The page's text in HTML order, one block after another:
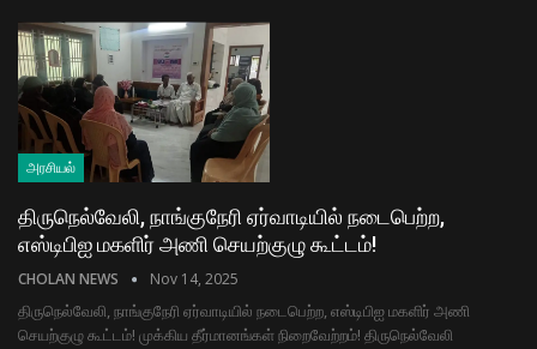
அரசியல்
திருநெல்வேலி, நாங்குநேரி ஏர்வாடியில் நடைபெற்ற,
எஸ்டிபிஐ மகளிர் அணி செயற்குழு கூட்டம்!
CHOLAN NEWS Nov 14, 2025
திருநெல்வேலி, நாங்குநேரி ஏர்வாடியில் நடைபெற்ற, எஸ்டிபிஐ மகளிர் அணி
செயற்குழு கூட்டம்! முக்கிய தீர்மானங்கள் நிறைவேற்றம்! திருநெல்வேலி